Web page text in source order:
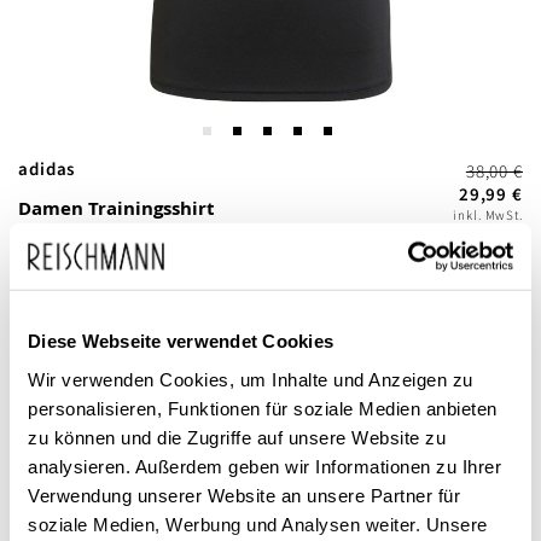
Diese Webseite verwendet Cookies
Wir verwenden Cookies, um Inhalte und Anzeigen zu
personalisieren, Funktionen für soziale Medien anbieten
zu können und die Zugriffe auf unsere Website zu
analysieren. Außerdem geben wir Informationen zu Ihrer
Verwendung unserer Website an unsere Partner für
soziale Medien, Werbung und Analysen weiter. Unsere
Zum
Anfang
der
Bildgalerie
springen
adidas
Damen Trainingsshirt
38,00 €
29,99 €
inkl. MwSt.
Dieses Produkt ist exklusiv in unseren Filialen erhältlich. Prüfen Sie
mit einem Klick auf „Vor Ort verfügbar?", wo Ihre Größe vorrätig ist.